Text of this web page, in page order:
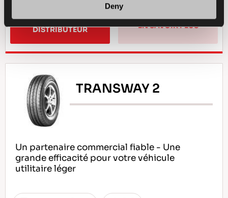
Deny
TROUVER UN
DISTRIBUTEUR
EN SAVOIR PLUS
TRANSWAY 2
Un partenaire commercial fiable - Une
grande efficacité pour votre véhicule
utilitaire léger